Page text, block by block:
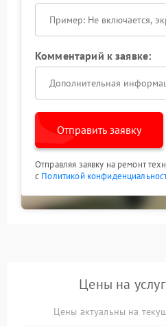
Комментарий к заявке:
Отправить заявку
Отправляя заявку на ремонт
с Политикой
Цены на
Цены актуальны на